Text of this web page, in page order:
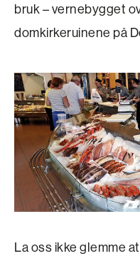
bruk – vernebygget
domkirkeruinene på
La oss ikke glemme